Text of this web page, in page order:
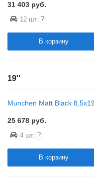
31 403 руб.
12 шт. ?
В корзину
19''
Munchen Matt Black
25 678 руб.
4 шт. ?
В корзину